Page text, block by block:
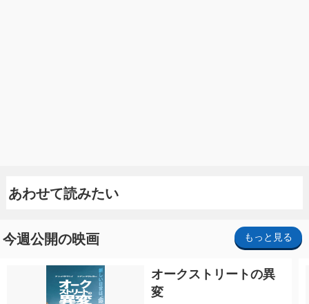
あわせて読みたい
今週公開の映画 もっと見る
オークストリートの異
変